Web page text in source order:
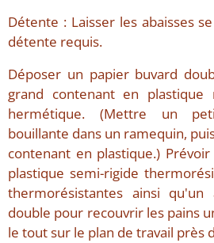
Détente : Laisser les abaisses
détente requis.
Déposer un papier buvard
grand contenant en plastique
hermétique. (Mettre un
bouillante dans un ramequin,
contenant en plastique.)
plastique semi-rigide
thermorésistantes ainsi
double pour recouvrir les pains
le tout sur le plan de travail près